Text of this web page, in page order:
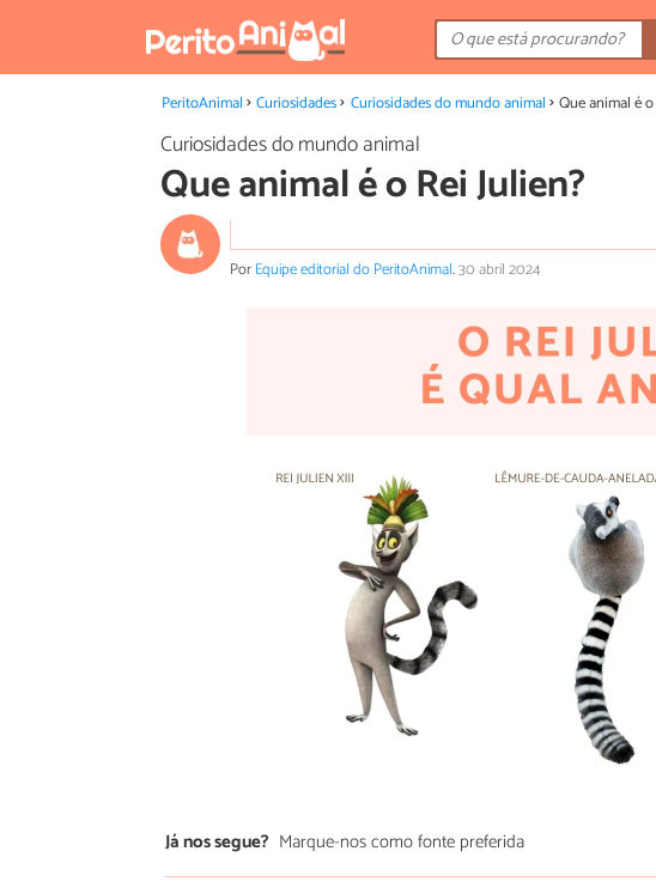
PeritoAnimal Curiosidades Curiosidades do mundo animal Que animal é
Curiosidades do mundo animal
Que animal é o Rei Julien?
PorEquipe editorial do PeritoAnimal.30 abril 2024
Já nos segue? Marque-nos como fonte preferida